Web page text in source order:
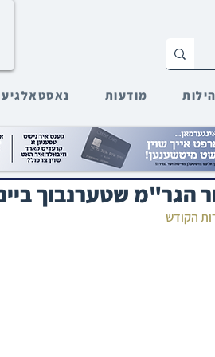
מודעות נאסטאלגיע
הגר"מ שטערנבוך
הקודש